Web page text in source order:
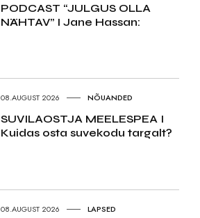
PODCAST “JULGUS OLLA
NÄHTAV” I Jane Hassan:
08.AUGUST 2026 NÕUANDED
SUVILAOSTJA MEELESPEA I
Kuidas osta suvekodu targalt?
08.AUGUST 2026 LAPSED